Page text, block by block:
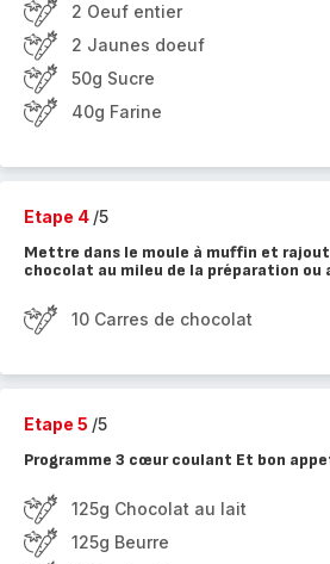
2 Oeuf entier
2 Jaunes doeuf
50g Sucre
40g Farine
Etape 4 /5
Mettre dans le moule à muffin et
chocolat au mileu de la préparation ou
10 Carres de chocolat
Etape 5 /5
Programme 3 cœur coulant Et bon
125g Chocolat au lait
125g Beurre